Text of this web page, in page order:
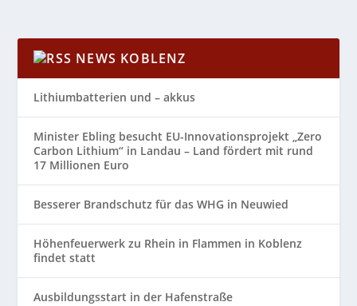
NEWS KOBLENZ
Lithiumbatterien und – akkus
Minister Ebling besucht EU-Innovationsprojekt „Zero
Carbon Lithium“ in Landau – Land fördert mit rund
17 Millionen Euro
Besserer Brandschutz für das WHG in Neuwied
Höhenfeuerwerk zu Rhein in Flammen in Koblenz
findet statt
Ausbildungsstart in der Hafenstraße